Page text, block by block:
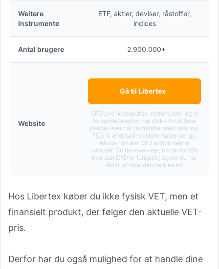
Weitere
Instrumente
ETF, aktier, deviser, råstoffer,
indices
Antal brugere 2.900.000+
Website
Gå til Libertex
CFD'er er komplekse instrumenter og er
forbundet med en høj risiko for at tabe
penge, især når du handler med gearing.
75,3 % af detailinvestorer taber penge,
når de handler CFD'er hos denne
udbyder. Du bør overveje, om du forstår,
hvordan CFD'er fungerer, og om du har
råd til at tage den høje risiko.
Hos Libertex køber du ikke fysisk VET, men et
finansielt produkt, der følger den aktuelle VET-
pris.
Derfor har du også mulighed for at handle dine